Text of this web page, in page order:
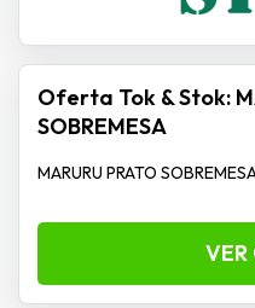
Oferta Tok & Stok:
SOBREMESA
MARURU PRATO
VER